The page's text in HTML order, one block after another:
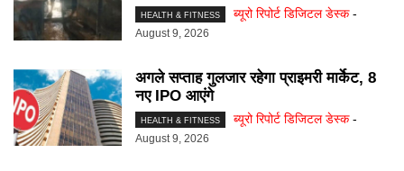
HEALTH & FITNESS ब्यूरो रिपोर्ट डिजिटल डेस्क -
August 9, 2026
अगले सप्ताह गुलजार रहेगा प्राइमरी मार्केट, 8
नए IPO आएंगे
HEALTH & FITNESS ब्यूरो रिपोर्ट डिजिटल डेस्क -
August 9, 2026